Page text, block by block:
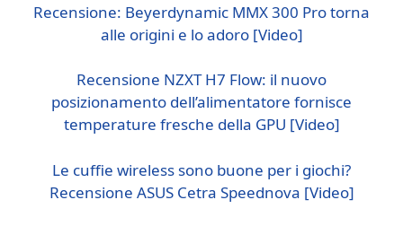
Recensione: Beyerdynamic MMX 300 Pro torna
alle origini e lo adoro [Video]
Recensione NZXT H7 Flow: il nuovo
posizionamento dell’alimentatore fornisce
temperature fresche della GPU [Video]
Le cuffie wireless sono buone per i giochi?
Recensione ASUS Cetra Speednova [Video]